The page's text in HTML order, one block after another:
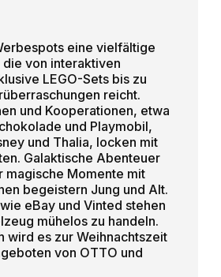
eine vielfältige
von interaktiven
LEGO-Sets bis zu
reicht.
und Kooperationen, etwa
und Playmobil,
und Thalia, locken mit
Galaktische Abenteuer
magische Momente mit
begeistern Jung und Alt.
eBay und Vinted stehen
mühelos zu handeln.
wird es zur Weihnachtszeit
von OTTO und